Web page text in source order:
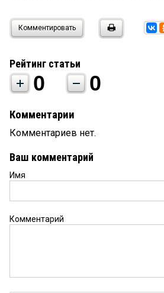
Комментировать
Рейтинг статьи
0 0
Комментарии
Комментариев нет.
Ваш комментарий
Имя
Комментарий